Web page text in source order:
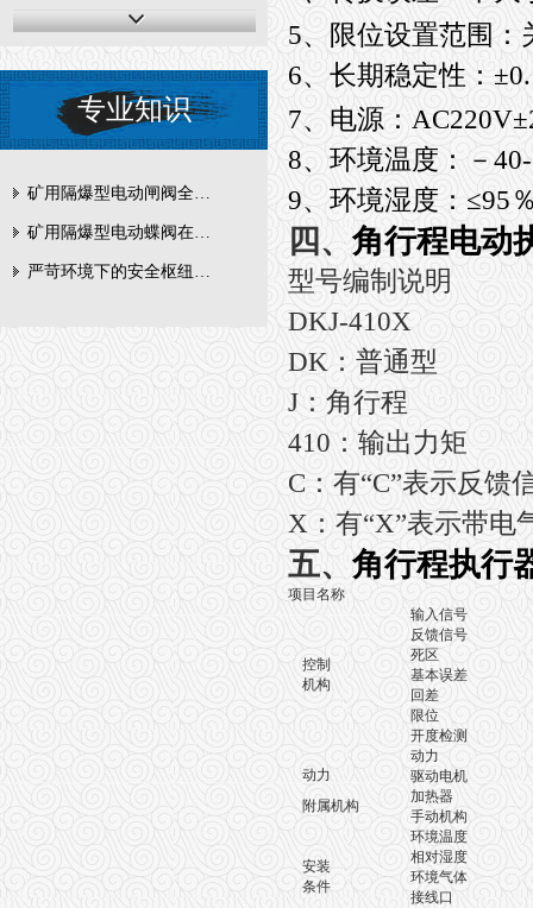
专业知识
矿用隔爆型电动闸阀全周期维护与故障排查要点
矿用隔爆型电动蝶阀在瓦斯管道控制中的防爆设计与安全标准解析
严苛环境下的安全枢纽：矿用隔爆型电动闸阀的技术剖析
5、限位设置范围：
6、长期稳定性：
7、电源：
8、环境温度：－
9、环境湿度：≤95
四、 角行程电动
型号编制说明
DKJ-410X
DK：普通型
J：角行程
410：输出力矩
C：有“C”表示反馈
X：有“X”表示带电
五、 角行程执行
项目名称
控制
机构
输入信号
反馈信号
死区
基本误差
回差
限位
开度检测
动力
动力
驱动电机
附属机构
加热器
手动机构
安装
条件
环境温度
相对湿度
环境气体
无
接线口